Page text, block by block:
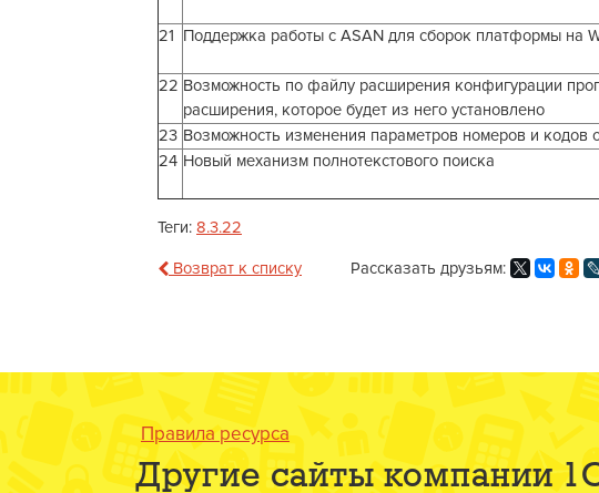
21 Поддержка работы с ASAN для сборок платформы на
22 Возможность по файлу расширения конфигурации
расширения, которое будет из него установлено
23 Возможность изменения параметров номеров и кодов
24 Новый механизм полнотекстового поиска
Теги: 8.3.22
Возврат к списку Рассказать друзьям:
Правила ресурса
Другие сайты компании